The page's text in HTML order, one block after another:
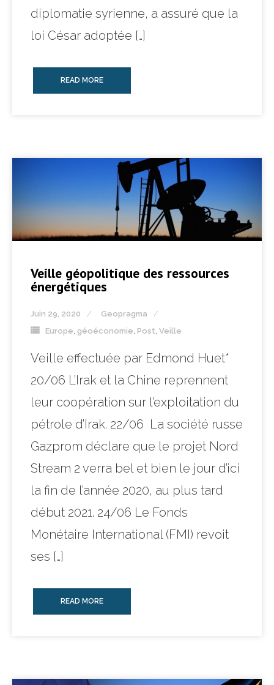
diplomatie syrienne, a assuré que la
loi César adoptée […]
READ MORE
Veille géopolitique des ressources
énergétiques
Juin 29, 2020
Geopragma
Europe, géoéconomie, Post, Veille
Veille effectuée par Edmond Huet*
20/06 L’Irak et la Chine reprennent
leur coopération sur l’exploitation du
pétrole d’Irak. 22/06 La société russe
Gazprom déclare que le projet Nord
Stream 2 verra bel et bien le jour d’ici
la fin de l’année 2020, au plus tard
début 2021. 24/06 Le Fonds
Monétaire International (FMI) revoit
ses […]
READ MORE